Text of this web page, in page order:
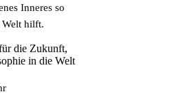
Inneres so
Welt hilft.
die Zukunft,
in die Welt